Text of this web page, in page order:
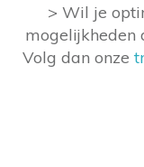
> Wil je
mogelijkheden
Volg dan onze